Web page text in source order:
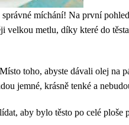
míchání! Na první
velkou metlu, díky které do
toho, abyste dávali olej na
jemné, krásně tenké a
aby bylo těsto po celé ploše